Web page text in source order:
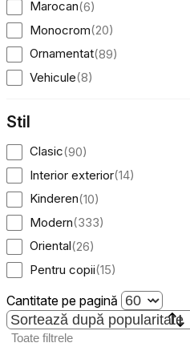
Marocan(6)
Monocrom(20)
Ornamentat(89)
Vehicule(8)
Stil
Clasic(90)
Interior exterior(14)
Kinderen(10)
Modern(333)
Oriental(26)
Pentru copii(15)
Cantitate pe pagină
Toate filtrele